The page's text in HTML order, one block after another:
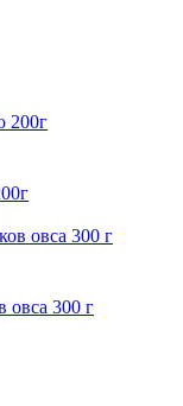
овса 300 г